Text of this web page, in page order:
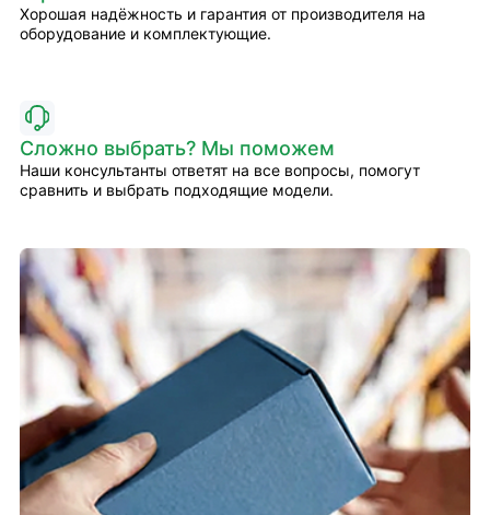
Хорошая надёжность и гарантия от производителя на
оборудование и комплектующие.
Сложно выбрать? Мы поможем
Наши консультанты ответят на все вопросы, помогут
сравнить и выбрать подходящие модели.